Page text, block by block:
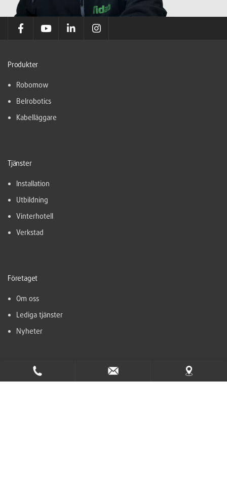
Produkter
Robomow
Belrobotics
Kabelläggare
Tjänster
Installation
Utbildning
Vinterhotell
Verkstad
Företaget
Om oss
Lediga tjänster
Nyheter